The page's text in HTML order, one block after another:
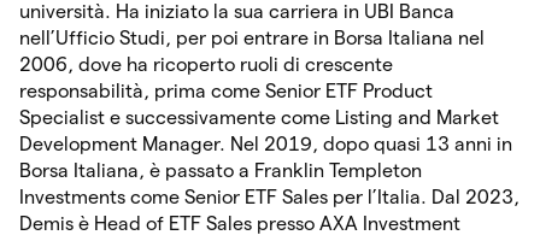
università. Ha iniziato la sua carriera in UBI Banca
nell’Ufficio Studi, per poi entrare in Borsa Italiana nel
2006, dove ha ricoperto ruoli di crescente
responsabilità, prima come Senior ETF Product
Specialist e successivamente come Listing and Market
Development Manager. Nel 2019, dopo quasi 13 anni in
Borsa Italiana, è passato a Franklin Templeton
Investments come Senior ETF Sales per l’Italia. Dal 2023,
Demis è Head of ETF Sales presso AXA Investment